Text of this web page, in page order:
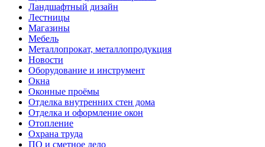
Ландшафтный дизайн
Лестницы
Магазины
Мебель
Металлопрокат, металлопродукция
Новости
Оборудование и инструмент
Окна
Оконные проёмы
Отделка внутренних стен дома
Отделка и оформление окон
Отопление
Охрана труда
ПО и сметное дело